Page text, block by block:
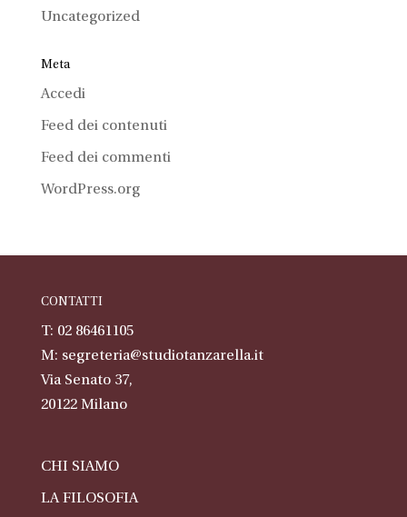
Uncategorized
Meta
Accedi
Feed dei contenuti
Feed dei commenti
WordPress.org
CONTATTI
T: 02 86461105
M: segreteria@studiotanzarella.it
Via Senato 37,
20122 Milano
CHI SIAMO
LA FILOSOFIA